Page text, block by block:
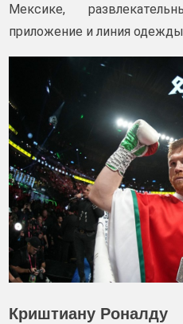
Мексике,
приложение и линия
Криштиану Роналду